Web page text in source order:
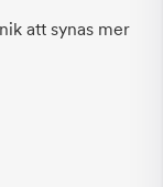
att synas mer